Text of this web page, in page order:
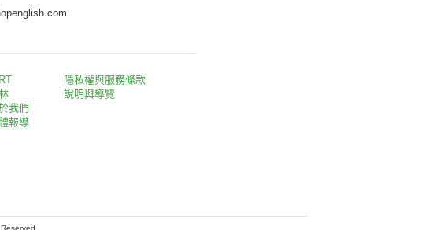
我們
報導
隱私權與服務條款
說明與導覽